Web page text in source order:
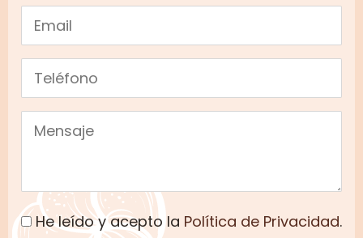
He leído y acepto la Política de Privacidad.